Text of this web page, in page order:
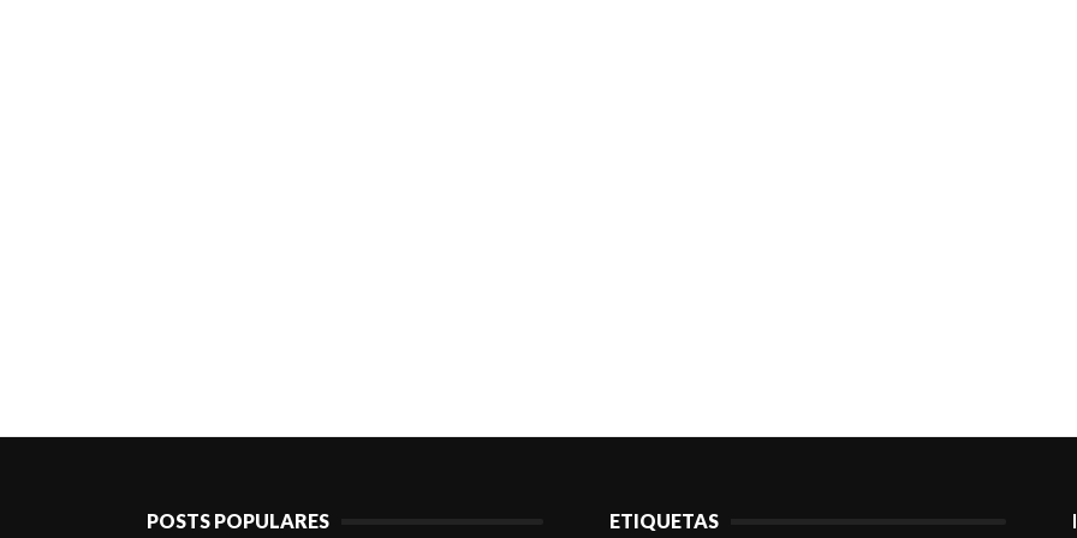
POSTS POPULARES ETIQUETAS